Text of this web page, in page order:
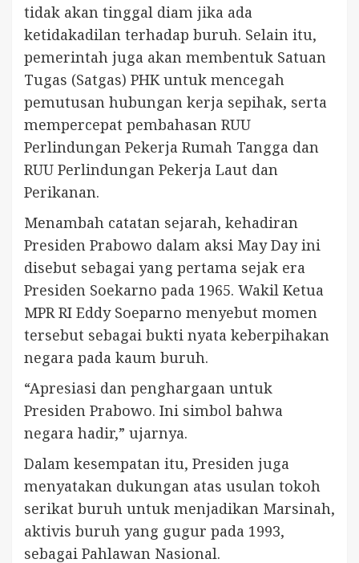
tidak akan tinggal diam jika ada
ketidakadilan terhadap buruh. Selain itu,
pemerintah juga akan membentuk Satuan
Tugas (Satgas) PHK untuk mencegah
pemutusan hubungan kerja sepihak, serta
mempercepat pembahasan RUU
Perlindungan Pekerja Rumah Tangga dan
RUU Perlindungan Pekerja Laut dan
Perikanan.
Menambah catatan sejarah, kehadiran
Presiden Prabowo dalam aksi May Day ini
disebut sebagai yang pertama sejak era
Presiden Soekarno pada 1965. Wakil Ketua
MPR RI Eddy Soeparno menyebut momen
tersebut sebagai bukti nyata keberpihakan
negara pada kaum buruh.
“Apresiasi dan penghargaan untuk
Presiden Prabowo. Ini simbol bahwa
negara hadir,” ujarnya.
Dalam kesempatan itu, Presiden juga
menyatakan dukungan atas usulan tokoh
serikat buruh untuk menjadikan Marsinah,
aktivis buruh yang gugur pada 1993,
sebagai Pahlawan Nasional.